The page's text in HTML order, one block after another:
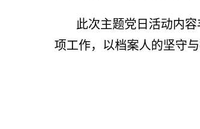
此次主题党日活动内
项工作，以档案人的坚守